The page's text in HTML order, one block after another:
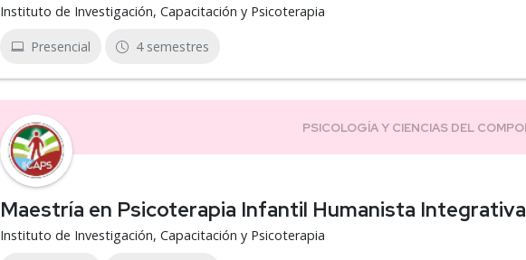
Instituto de Investigación, Capacitación y Psicoterapia
Presencial 4 semestres
Maestría en Psicoterapia Infantil Humanista Integrativa
Instituto de Investigación, Capacitación y Psicoterapia